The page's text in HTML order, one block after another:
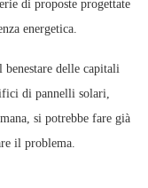
di proposte progettate
energetica.
delle capitali
di pannelli solari,
si potrebbe fare già
il problema.